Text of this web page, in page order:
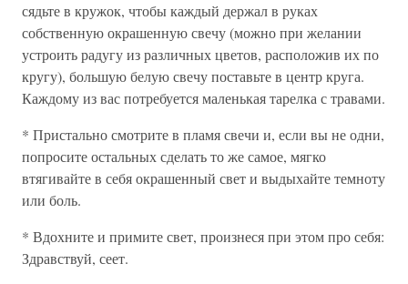
сядьте в кружок, чтобы каждый держал в руках
собственную окрашенную свечу (можно при желании
устроить радугу из различных цветов, расположив их по
кругу), большую белую свечу поставьте в центр круга.
Каждому из вас потребуется маленькая тарелка с травами.
* Пристально смотрите в пламя свечи и, если вы не одни,
попросите остальных сделать то же самое, мягко
втягивайте в себя окрашенный свет и выдыхайте темноту
или боль.
* Вдохните и примите свет, произнеся при этом про себя:
Здравствуй, сеет.